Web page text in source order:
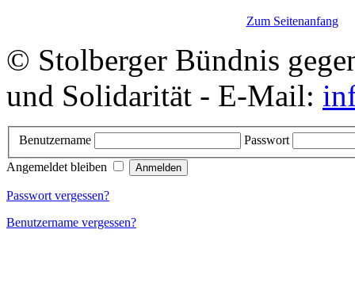
Zum Seitenanfang
© Stolberger Bündnis
und Solidarität - E-Mail:
Benutzername
Passwort
Angemeldet bleiben
Passwort vergessen?
Benutzername vergessen?